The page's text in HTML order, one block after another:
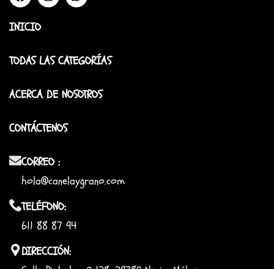
INICIO
TODAS LAS CATEGORÍAS
ACERCA DE NOSOTROS
CONTÁCTENOS
CORREO :
hola@canelaygrano.com
TELÉFONO:
611 88 87 94
DIRECCIÓN: